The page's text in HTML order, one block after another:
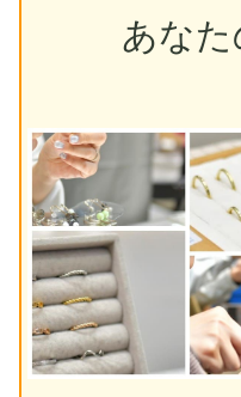
あな